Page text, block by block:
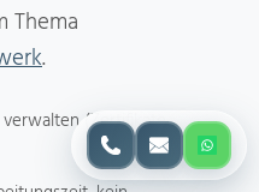
Thema
.
(Zertifikate,